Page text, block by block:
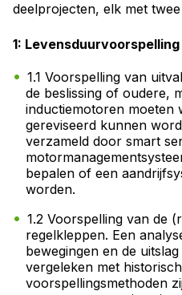
deelprojecten, elk met twee
1:
1.1 Voorspelling van
de beslissing of oudere,
inductiemotoren moeten
gereviseerd kunnen
verzameld door smart
bepalen of een
worden.
1.2 Voorspelling van de
regelkleppen. Een
bewegingen en de
vergeleken met
voorspellingsmethoden